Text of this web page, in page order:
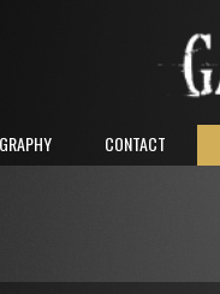
CONTACT